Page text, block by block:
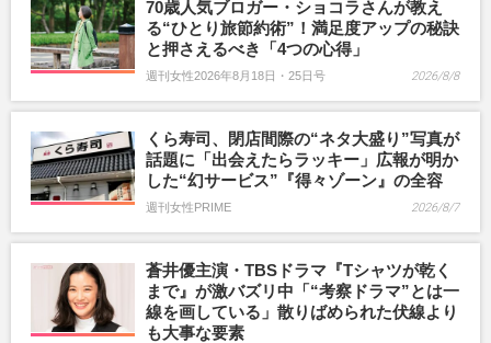
70歳人気ブロガー・ショコラさんが教え
る“ひとり旅節約術”！満足度アップの秘訣
と押さえるべき「4つの心得」
週刊女性2026年8月18日・25日号 2026/8/8
くら寿司、閉店間際の“ネタ大盛り”写真が
話題に「出会えたらラッキー」広報が明か
した“幻サービス”『得々ゾーン』の全容
週刊女性PRIME 2026/8/7
蒼井優主演・TBSドラマ『Tシャツが乾く
まで』が激バズリ中「“考察ドラマ”とは一
線を画している」散りばめられた伏線より
も大事な要素